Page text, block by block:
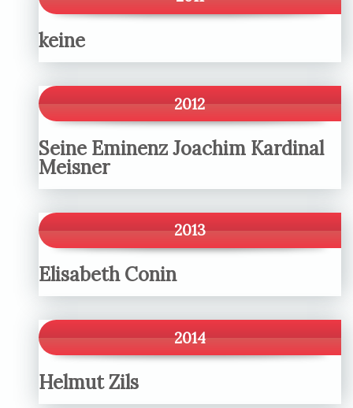
keine
2012
Seine Eminenz Joachim Kardinal
Meisner
2013
Elisabeth Conin
2014
Helmut Zils